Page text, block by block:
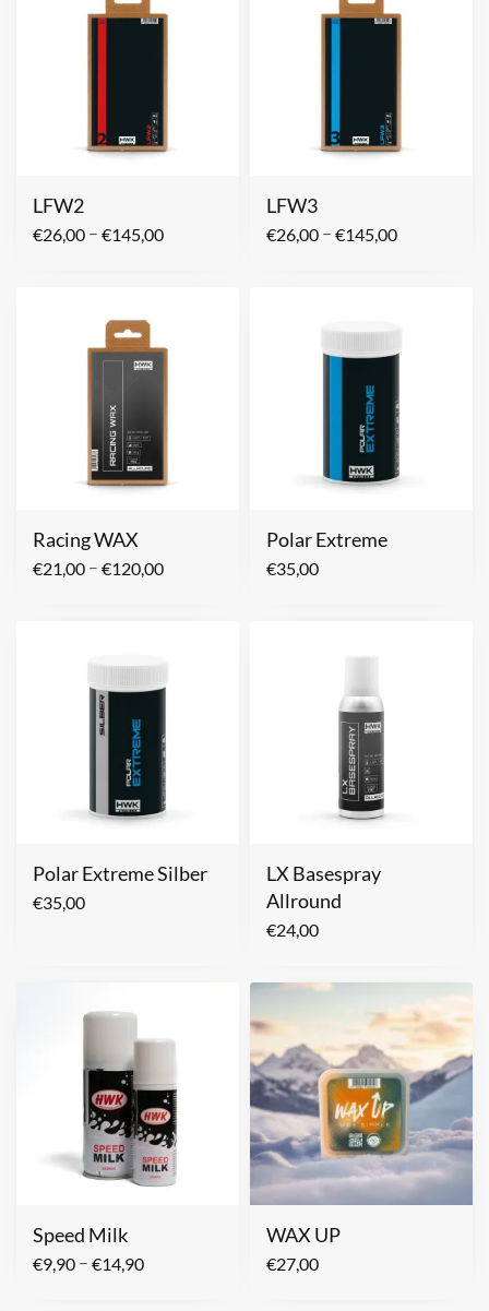
LFW2
€26,00 – €145,00
LFW3
€26,00 – €145,00
Racing WAX
€21,00 – €120,00
Polar Extreme
€35,00
Polar Extreme Silber
€35,00
LX Basespray
Allround
€24,00
Speed Milk
€9,90 – €14,90
WAX UP
€27,00